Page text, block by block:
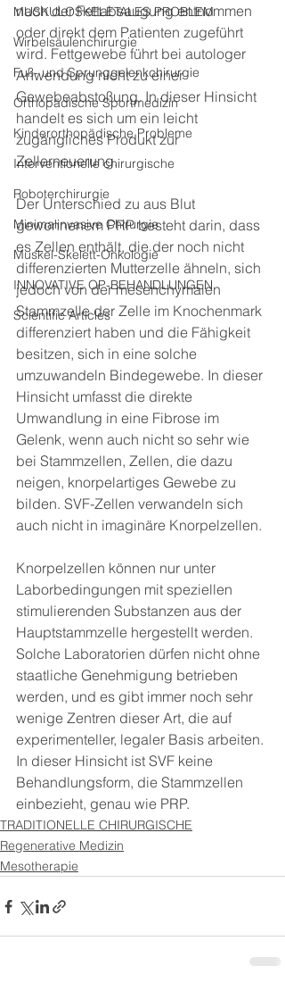
MUSKULOSKELETALES PROBLEM
Wirbelsäulenchirurgie
Fuß- und Sprunggelenkchirurgie
Orthopädische Sportmedizin
Kinderorthopädische Probleme
Interventionelle chirurgische
Roboterchirurgie
Minimalinvasive Chirurgie
Muskel-Skelett-Onkologie
INNOVATIVE OP-BEHANDLUNGEN
Scientific Articles
nach der Fettabsaugung entnommen
oder direkt dem Patienten zugeführt
wird. Fettgewebe führt bei autologer
Anwendung nicht zu einer
Gewebeabstoßung. In dieser Hinsicht
handelt es sich um ein leicht
zugängliches Produkt zur
Zellerneuerung.
Der Unterschied zu aus Blut
gewonnenem PRP besteht darin, dass
es Zellen enthält, die der noch nicht
differenzierten Mutterzelle ähneln, sich
jedoch von der mesenchymalen
Stammzelle der Zelle im Knochenmark
differenziert haben und die Fähigkeit
besitzen, sich in eine solche
umzuwandeln Bindegewebe. In dieser
Hinsicht umfasst die direkte
Umwandlung in eine Fibrose im
Gelenk, wenn auch nicht so sehr wie
bei Stammzellen, Zellen, die dazu
neigen, knorpelartiges Gewebe zu
bilden. SVF-Zellen verwandeln sich
auch nicht in imaginäre Knorpelzellen.
Knorpelzellen können nur unter
Laborbedingungen mit speziellen
stimulierenden Substanzen aus der
Hauptstammzelle hergestellt werden.
Solche Laboratorien dürfen nicht ohne
staatliche Genehmigung betrieben
werden, und es gibt immer noch sehr
wenige Zentren dieser Art, die auf
experimenteller, legaler Basis arbeiten.
In dieser Hinsicht ist SVF keine
Behandlungsform, die Stammzellen
einbezieht, genau wie PRP.
TRADITIONELLE CHIRURGISCHE
Regenerative Medizin
Mesotherapie